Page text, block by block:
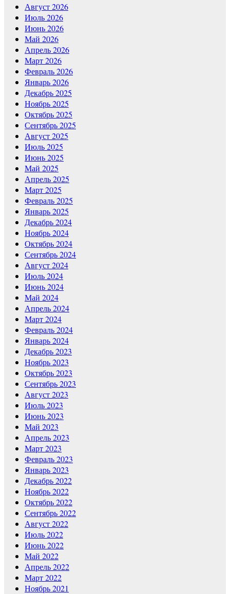
Август 2026
Июль 2026
Июнь 2026
Май 2026
Апрель 2026
Март 2026
Февраль 2026
Январь 2026
Декабрь 2025
Ноябрь 2025
Октябрь 2025
Сентябрь 2025
Август 2025
Июль 2025
Июнь 2025
Май 2025
Апрель 2025
Март 2025
Февраль 2025
Январь 2025
Декабрь 2024
Ноябрь 2024
Октябрь 2024
Сентябрь 2024
Август 2024
Июль 2024
Июнь 2024
Май 2024
Апрель 2024
Март 2024
Февраль 2024
Январь 2024
Декабрь 2023
Ноябрь 2023
Октябрь 2023
Сентябрь 2023
Август 2023
Июль 2023
Июнь 2023
Май 2023
Апрель 2023
Март 2023
Февраль 2023
Январь 2023
Декабрь 2022
Ноябрь 2022
Октябрь 2022
Сентябрь 2022
Август 2022
Июль 2022
Июнь 2022
Май 2022
Апрель 2022
Март 2022
Ноябрь 2021